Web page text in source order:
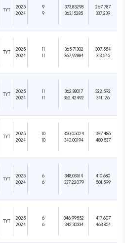
TYT
2025
2024
9
9
373,85298
363,15285
267.787
337.239
TYT
2025
2024
11
11
365,71302
367,92884
307.554
313.645
TYT
2025
2024
11
11
362,88017
362,42492
322.592
341.126
TYT
2025
2024
10
10
350,05024
340,00194
397.486
480.537
TYT
2025
2024
6
6
348,03514
337,22079
410.680
501.599
TYT
2025
2024
6
6
346,99552
342,30334
417.607
463.854